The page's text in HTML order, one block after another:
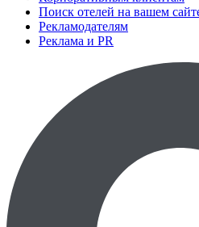
Поиск отелей на вашем
Рекламодателям
Реклама и PR